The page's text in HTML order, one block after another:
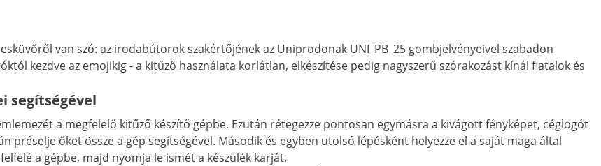
van szó: az irodabútorok szakértőjének az Uniprodonak UNI_PB_25 gombjelvényeivel szabadon
kezdve az emojikig - a kitűző használata korlátlan, elkészítése pedig nagyszerű szórakozást kínál fiatalok és
segítségével
a megfelelő kitűző készítő gépbe. Ezután rétegezze pontosan egymásra a kivágott fényképet, céglogót
őket össze a gép segítségével. Második és egyben utolsó lépésként helyezze el a saját maga által
a gépbe, majd nyomja le ismét a készülék karját.